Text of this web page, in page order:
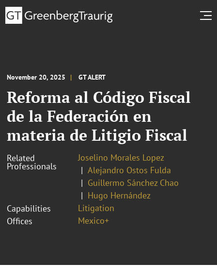
November 20, 2025 GT ALERT
Reforma al Código Fiscal
de la Federación en
materia de Litigio Fiscal
Related
Professionals
Joselino Morales Lopez
Alejandro Ostos Fulda
Guillermo Sánchez Chao
Hugo Hernández
Capabilities
Litigation
Offices
Mexico+